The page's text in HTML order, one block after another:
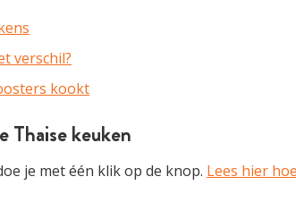
verschil?
kookt
Thaise keuken
je met één klik op de knop. Lees hier